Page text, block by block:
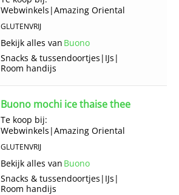
Webwinkels |Amazing Oriental
GLUTENVRIJ
Bekijk alles van Buono
Snacks & tussendoortjes | IJs |
Room handijs
Buono mochi ice thaise thee
Te koop bij:
Webwinkels |Amazing Oriental
GLUTENVRIJ
Bekijk alles van Buono
Snacks & tussendoortjes | IJs |
Room handijs